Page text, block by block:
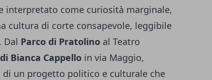
interpretato come curiosità marginale,
cultura di corte consapevole, leggibile
Dal Parco di Pratolino al Teatro
Bianca Cappello in via Maggio,
un progetto politico e culturale che